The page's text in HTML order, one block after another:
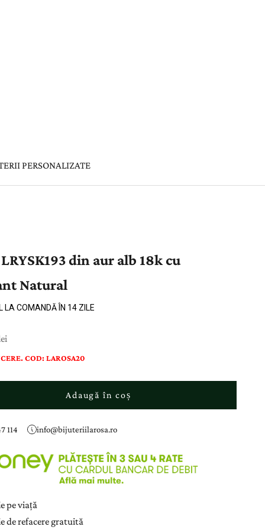
PERSONALIZATE
din aur alb 18k cu
Natural
LA COMANDĂ ÎN 14 ZILE
COD: LAROSA20
Adaugă în coș
114 info@bijuteriilarosa.ro
pe viață
de refacere gratuită